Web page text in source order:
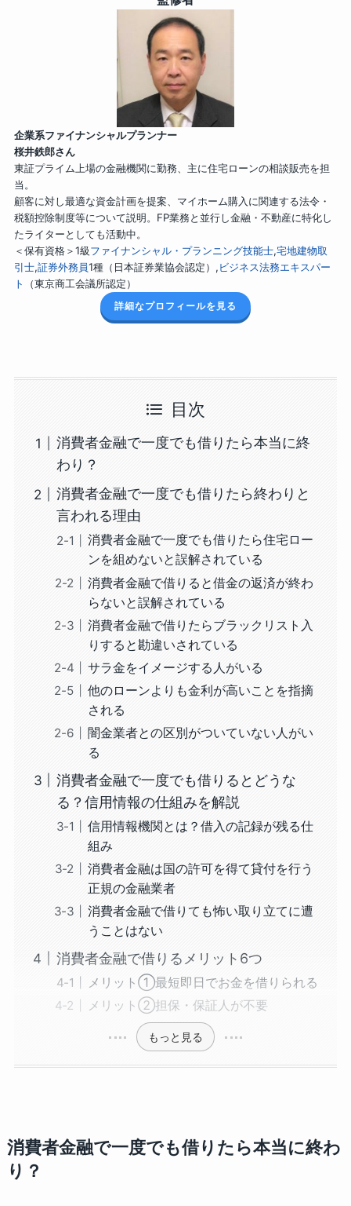
企業系ファイナンシャルプランナー
桜井鉄郎さん
東証プライム上場の金融機関に勤務、主に住宅ローンの相談販売を担
当。
顧客に対し最適な資金計画を提案、マイホーム購入に関連する法令・
税額控除制度等について説明。FP業務と並行し金融・不動産に特化し
たライターとしても活動中。
＜保有資格＞1級ファイナンシャル・プランニング技能士,宅地建物取
引士,証券外務員1種（日本証券業協会認定）,ビジネス法務エキスパー
ト
（東京商工会議所認定）
詳細なプロフィールを見る
目次
消費者金融で一度でも借りたら本当に終
わり？
消費者金融で一度でも借りたら終わりと
言われる理由
消費者金融で一度でも借りたら住宅ロー
ンを組めないと誤解されている
消費者金融で借りると借金の返済が終わ
らないと誤解されている
消費者金融で借りたらブラックリスト入
りすると勘違いされている
サラ金をイメージする人がいる
他のローンよりも金利が高いことを指摘
される
闇金業者との区別がついていない人がい
る
消費者金融で一度でも借りるとどうな
る？信用情報の仕組みを解説
信用情報機関とは？借入の記録が残る仕
組み
消費者金融は国の許可を得て貸付を行う
正規の金融業者
消費者金融で借りても怖い取り立てに遭
うことはない
消費者金融で借りるメリット6つ
メリット①最短即日でお金を借りられる
メリット②担保・保証人が不要
もっと見る
消費者金融で一度でも借りたら本当に終わ
り？